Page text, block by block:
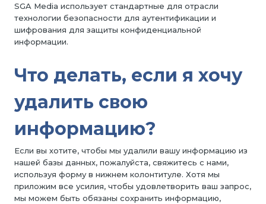
SGA Media использует стандартные для отрасли
технологии безопасности для аутентификации и
шифрования для защиты конфиденциальной
информации.
Что делать, если я хочу
удалить свою
информацию?
Если вы хотите, чтобы мы удалили вашу информацию из
нашей базы данных, пожалуйста, свяжитесь с нами,
используя форму в нижнем колонтитуле. Хотя мы
приложим все усилия, чтобы удовлетворить ваш запрос,
мы можем быть обязаны сохранить информацию,